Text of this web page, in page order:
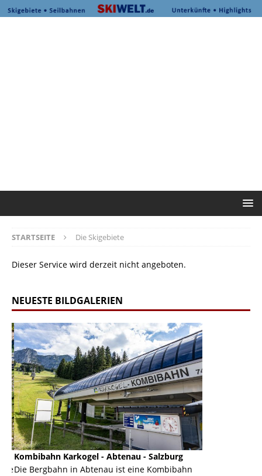
STARTSEITE Die Skigebiete
Dieser Service wird derzeit nicht angeboten.
NEUESTE BILDGALERIEN
Kombibahn Karkogel - Abtenau - Salzburg
Die Bergbahn in Abtenau ist eine Kombibahn